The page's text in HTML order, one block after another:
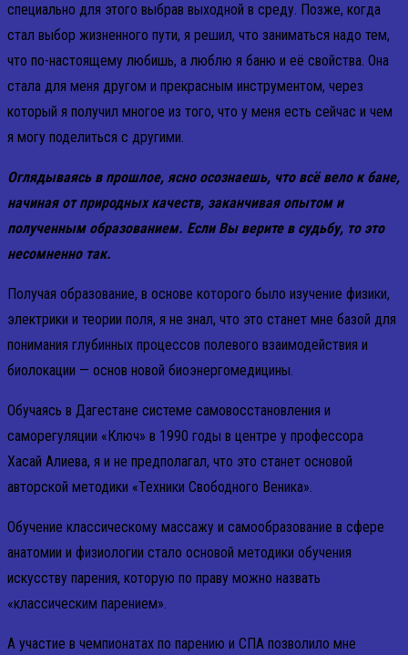
специально для этого выбрав выходной в среду. Позже, когда
стал выбор жизненного пути, я решил, что заниматься надо тем,
что по-настоящему любишь, а люблю я баню и её свойства. Она
стала для меня другом и прекрасным инструментом, через
который я получил многое из того, что у меня есть сейчас и чем
я могу поделиться с другими.
Оглядываясь в прошлое, ясно осознаешь, что всё вело к бане,
начиная от природных качеств, заканчивая опытом и
полученным образованием. Если Вы верите в судьбу, то это
несомненно так.
Получая образование, в основе которого было изучение физики,
электрики и теории поля, я не знал, что это станет мне базой для
понимания глубинных процессов полевого взаимодействия и
биолокации — основ новой биоэнергомедицины.
Обучаясь в Дагестане системе самовосстановления и
саморегуляции «Ключ» в 1990 годы в центре у профессора
Хасай Алиева, я и не предполагал, что это станет основой
авторской методики «Техники Свободного Веника».
Обучение классическому массажу и самообразование в сфере
анатомии и физиологии стало основой методики обучения
искусству парения, которую по праву можно назвать
«классическим парением».
А участие в чемпионатах по парению и СПА позволило мне